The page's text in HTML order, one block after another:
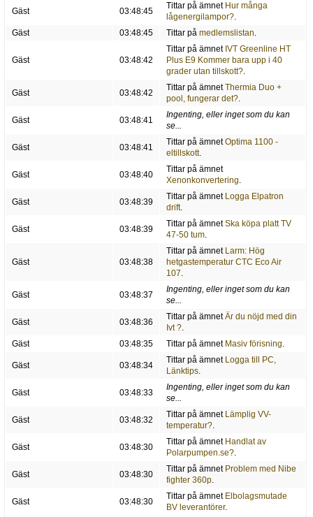
Gäst 03:48:45
Tittar på ämnet Hur många
lågenergilampor?.
Gäst
03:48:45 Tittar på medlemslistan.
Gäst 03:48:42
Tittar på ämnet IVT Greenline HT
Plus E9 Kommer bara upp i 40
grader utan tillskott?.
Gäst 03:48:42
Tittar på ämnetThermia Duo +
pool, fungerar det?.
Gäst 03:48:41
Ingenting, eller inget som du kan
se...
Gäst 03:48:41
Tittar på ämnetOptima 1100 -
eltillskott.
Gäst 03:48:40
Tittar på ämnet
Xenonkonvertering.
Gäst 03:48:39
Tittar på ämnet Logga Elpatron
drift.
Gäst 03:48:39
Tittar på ämnetSka köpa platt TV
47-50 tum.
Gäst 03:48:38
Tittar på ämnet Larm: Hög
hetgastemperatur CTC Eco Air
107.
Gäst 03:48:37
Ingenting, eller inget som du kan
se...
Gäst 03:48:36
Tittar på ämnetÄr du nöjd med din
Ivt ?.
Gäst
03:48:35 Tittar på ämnet Masiv förisning.
Gäst 03:48:34
Tittar på ämnet Logga till PC,
Länktips.
Gäst 03:48:33
Ingenting, eller inget som du kan
se...
Gäst 03:48:32
Tittar på ämnet Lämplig VV-
temperatur?.
Gäst 03:48:30
Tittar på ämnet Handlat av
Polarpumpen.se?.
Gäst 03:48:30
Tittar på ämnet Problem med Nibe
fighter 360p.
Gäst 03:48:30
Tittar på ämnet Elbolagsmutade
BV leverantörer.